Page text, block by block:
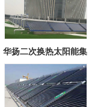
华扬二次换热太阳能集
中系统